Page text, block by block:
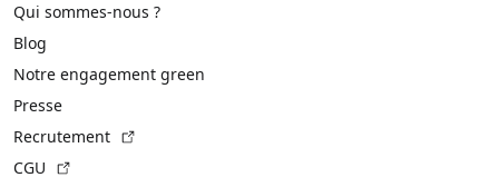
Qui sommes-nous ?
Blog
Notre engagement green
Presse
Recrutement
CGU